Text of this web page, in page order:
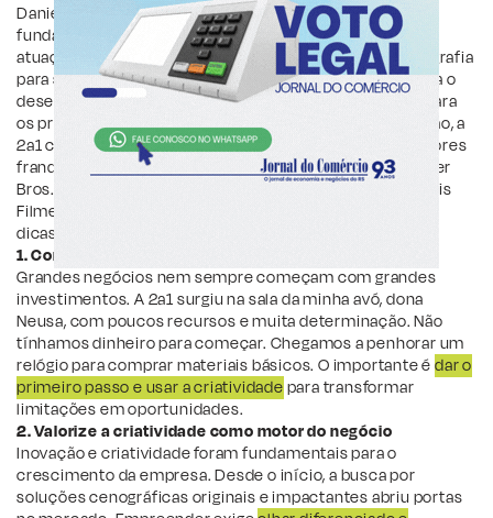
Danielle Paulino é economista, empreendedora e sócia-
fundadora da 2a1 Cenografia, empresa com 25 anos de
atuação no mercado de experiências temáticas e cenografia
para shoppings centers. Como diretora Comercial, lidera o
desenvolvimento de projetos criativos e estratégicos para
os principais grupos de shoppings do País. Sob sua gestão, a
2a1 conquistou licenças exclusivas de algumas das maiores
franquias de entretenimento do mundo, incluindo Warner
Bros., Cartoon Network, Marvel, Disney, Nickelodeon, Paris
Filmes, Discovery, DreamWorks e Paramount. Confira as
dicas da empreendedora:
1. Comece com o que você tem, mesmo que seja pouco
Grandes negócios nem sempre começam com grandes
investimentos. A 2a1 surgiu na sala da minha avó, dona
Neusa, com poucos recursos e muita determinação. Não
tínhamos dinheiro para começar. Chegamos a penhorar um
relógio para comprar materiais básicos. O importante édar o
primeiro passo e usar a criatividadepara transformar
limitações em oportunidades.
2. Valorize a criatividade como motor do negócio
Inovação e criatividade foram fundamentais para o
crescimento da empresa. Desde o início, a busca por
soluções cenográficas originais e impactantes abriu portas